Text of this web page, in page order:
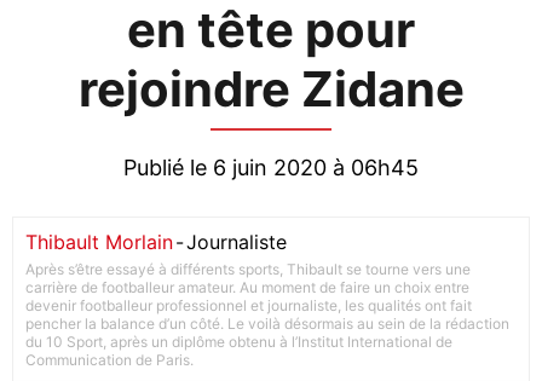
en tête pour
rejoindre Zidane
Publié le 6 juin 2020 à 06h45
Thibault Morlain-Journaliste
Après s’être essayé à différents sports, Thibault se tourne vers une
carrière de footballeur amateur. Au moment de faire un choix entre
devenir footballeur professionnel et journaliste, les qualités ont fait
pencher la balance d’un côté. Le voilà désormais au sein de la rédaction
du 10 Sport, après un diplôme obtenu à l’Institut International de
Communication de Paris.